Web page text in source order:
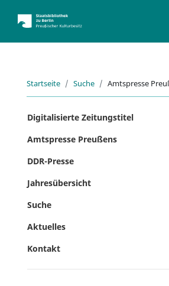
Startseite Suche Amtspresse
Digitalisierte Zeitungstitel
Amtspresse Preußens
DDR-Presse
Jahresübersicht
Suche
Aktuelles
Kontakt